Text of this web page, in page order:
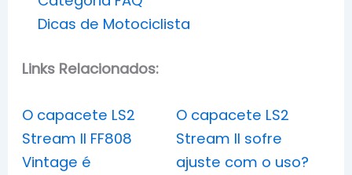
Dicas de Motociclista
Links Relacionados:
O capacete LS2
Stream II FF808
Vintage é
O capacete LS2
Stream II sofre
ajuste com o uso?